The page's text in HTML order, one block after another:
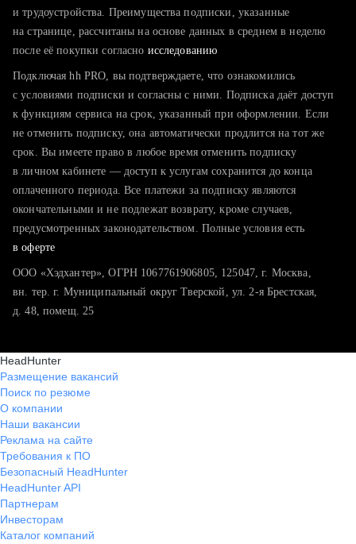
тратите много времени на поиск и вручную поднимаете
хотите сравнить себя с конкурентами и оценить шансы
и трудоустройства. Преимущества подписки, указанные
на странице, рассчитаны на основе данных в среднем в неделю
после её покупки согласно исследованию
Подключая hh PRO, вы подтверждаете, что ознакомились
с условиями подписки и согласны с ними. Подписка даёт доступ
к функциям сервиса на срок, указанный при оформлении. Если
не отменить подписку, она автоматически продлится на тот же
срок. Вы имеете право в любое время отменить подписку
в личном кабинете — доступ к услугам сохранится до конца
оплаченного периода. Все платежи за подписку являются
окончательными и не подлежат возврату, кроме случаев,
предусмотренных законодательством. Полные условия есть
в оферте
ООО «Хэдхантер», ОГРН 1067761906805, 125047, г. Москва,
вн. тер. г. Муниципальный округ Тверской, ул. 2-я Брестская,
д. 48, помещ. 25
HeadHunter
Размещение вакансий
Поиск по резюме
О компании
Наши вакансии
Реклама на сайте
Требования к ПО
Безопасный HeadHunter
HeadHunter API
Партнерам
Инвесторам
Каталог компаний